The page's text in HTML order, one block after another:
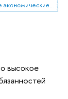
06.51.00 Мировое хозяйство. Международные экономические отношения
высокое